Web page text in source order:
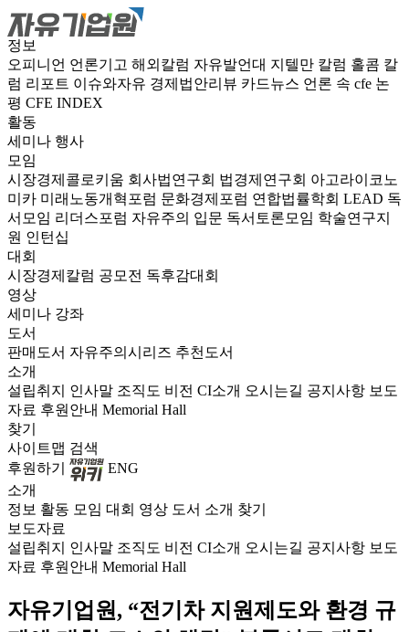
정보
오피니언 언론기고 해외칼럼 자유발언대 지텔만 칼럼 홀콤 칼
럼 리포트 이슈와자유 경제법안리뷰 카드뉴스 언론 속 cfe 논
평 CFE INDEX
활동
세미나 행사
모임
시장경제콜로키움 회사법연구회 법경제연구회 아고라이코노
미카 미래노동개혁포럼 문화경제포럼 연합법률학회 LEAD 독
서모임 리더스포럼 자유주의 입문 독서토론모임 학술연구지
원 인턴십
대회
시장경제칼럼 공모전 독후감대회
영상
세미나 강좌
도서
판매도서 자유주의시리즈 추천도서
소개
설립취지 인사말 조직도 비전 CI소개 오시는길 공지사항 보도
자료 후원안내 Memorial Hall
찾기
사이트맵 검색
후원하기
ENG
소개
정보 활동 모임 대회 영상 도서 소개 찾기
보도자료
설립취지
인사말 조직도 비전 CI소개 오시는길 공지사항 보도
자료 후원안내 Memorial Hall
자유기업원, “전기차 지원제도와 환경 규